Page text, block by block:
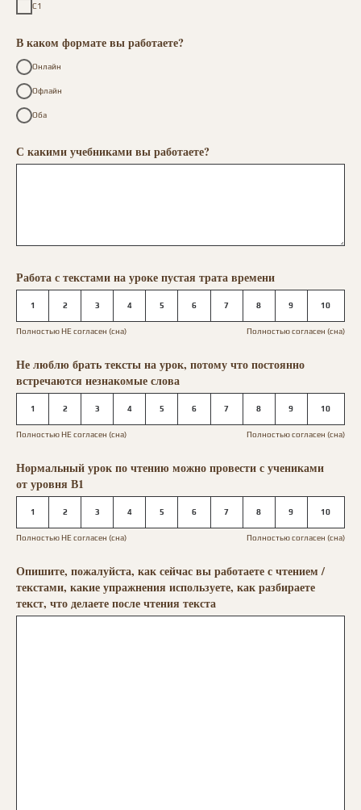
С1
В каком формате вы работаете?
Онлайн
Офлайн
Оба
С какими учебниками вы работаете?
Работа с текстами на уроке пустая трата времени
1 2 3 4 5 6 7 8 9 10
Полностью НЕ согласен (сна) Полностью согласен (сна)
Не люблю брать тексты на урок, потому что постоянно
встречаются незнакомые слова
1 2 3 4 5 6 7 8 9 10
Полностью НЕ согласен (сна) Полностью согласен (сна)
Нормальный урок по чтению можно провести с учениками
от уровня В1
1 2 3 4 5 6 7 8 9 10
Полностью НЕ согласен (сна) Полностью согласен (сна)
Опишите, пожалуйста, как сейчас вы работаете с чтением /
текстами, какие упражнения используете, как разбираете
текст, что делаете после чтения текста